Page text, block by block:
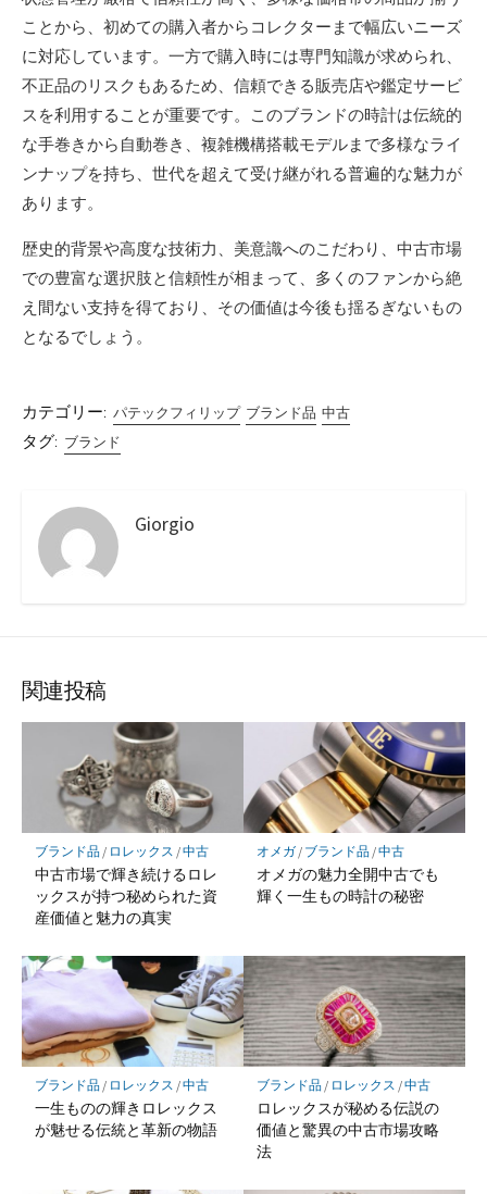
ことから、初めての購入者からコレクターまで幅広いニーズ
に対応しています。一方で購入時には専門知識が求められ、
不正品のリスクもあるため、信頼できる販売店や鑑定サービ
スを利用することが重要です。このブランドの時計は伝統的
な手巻きから自動巻き、複雑機構搭載モデルまで多様なライ
ンナップを持ち、世代を超えて受け継がれる普遍的な魅力が
あります。
歴史的背景や高度な技術力、美意識へのこだわり、中古市場
での豊富な選択肢と信頼性が相まって、多くのファンから絶
え間ない支持を得ており、その価値は今後も揺るぎないもの
となるでしょう。
カテゴリー: パテックフィリップ ブランド品 中古
タグ: ブランド
Giorgio
関連投稿
ブランド品/ ロレックス /中古
中古市場で輝き続けるロレ
ックスが持つ秘められた資
産価値と魅力の真実
オメガ/ ブランド品/中古
オメガの魅力全開中古でも
輝く一生もの時計の秘密
ブランド品/ ロレックス /中古
一生ものの輝きロレックス
が魅せる伝統と革新の物語
ブランド品/ ロレックス /中古
ロレックスが秘める伝説の
価値と驚異の中古市場攻略
法